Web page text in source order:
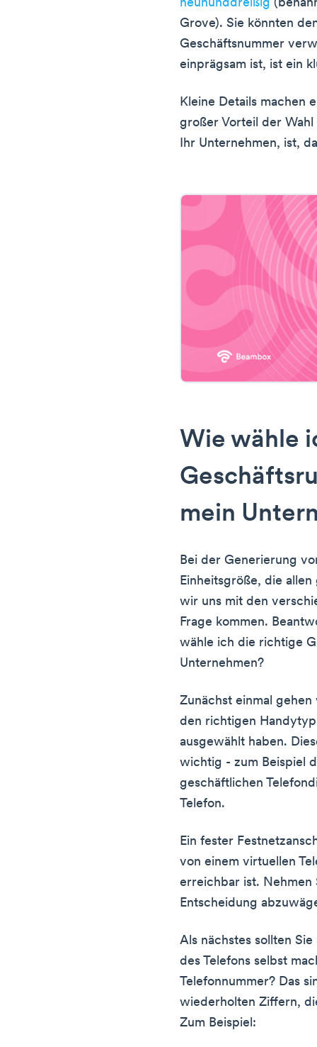
neununddreißig
Grove). Sie könnten
Geschäftsnummer
einprägsam ist, ist ein
Kleine Details machen
großer Vorteil der
Ihr Unternehmen, ist,
Wie wähle
mein
Bei der Generierung
Einheitsgröße, die
wir uns mit den
Frage kommen.
wähle ich die richtige
Unternehmen?
Zunächst einmal
den richtigen
ausgewählt haben.
wichtig - zum Beispiel
geschäftlichen
Telefon.
Ein fester
von einem virtuellen
erreichbar ist. Nehmen
Entscheidung
Als nächstes sollten
des Telefons selbst
Telefonnummer? Das
wiederholten Ziffern,
Zum Beispiel: